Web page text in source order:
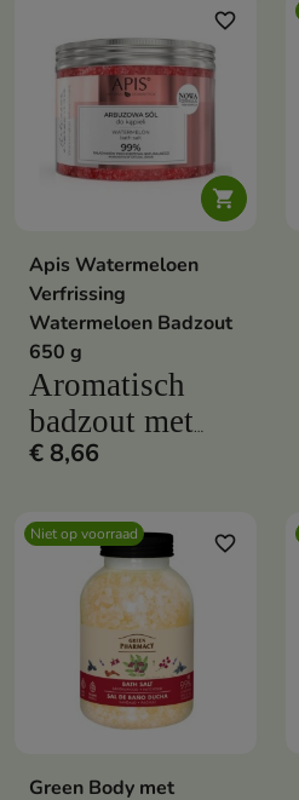

favorite_border
Apis Watermeloen
Verfrissing
Watermeloen Badzout
650 g
Aromatisch
badzout met
watermeloen-
meloenextract
hydrateert,
voedt en
verzacht perfect
€ 8,66
Niet op voorraad favorite_border
Green Body met